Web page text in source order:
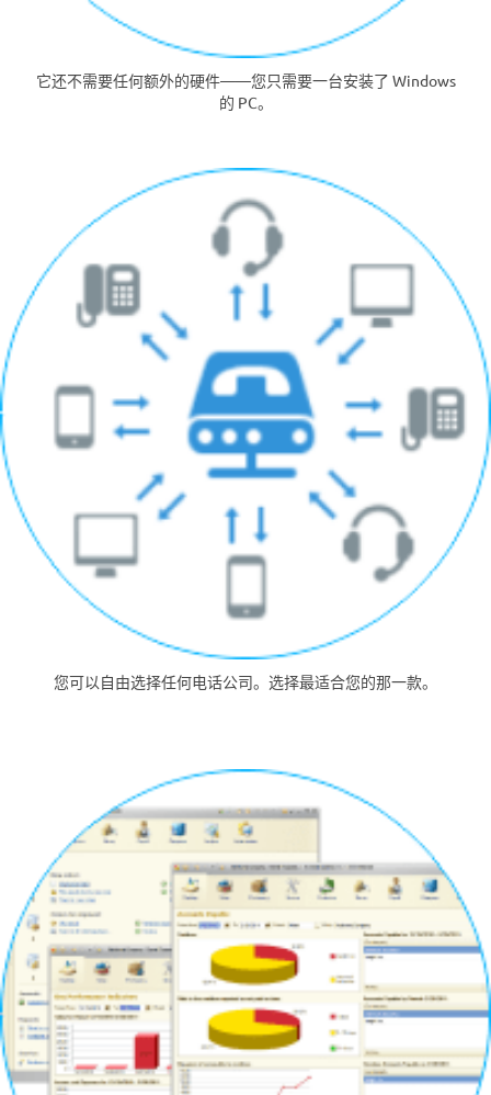
它还不需要任何额外的硬件——您只需要一台安装了 Windows
的 PC。
您可以自由选择任何电话公司。选择最适合您的那一款。